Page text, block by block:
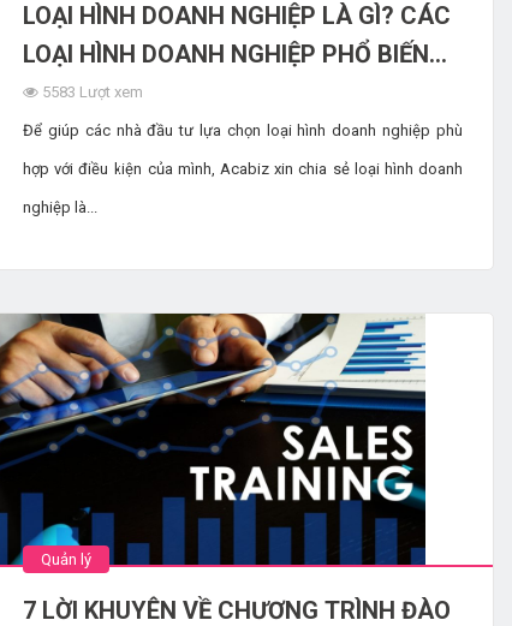
LOẠI HÌNH DOANH NGHIỆP LÀ GÌ? CÁC
LOẠI HÌNH DOANH NGHIỆP PHỔ BIẾN
HIỆN NAY
5583 Lượt xem
Để giúp các nhà đầu tư lựa chọn loại hình doanh nghiệp phù
hợp với điều kiện của mình, Acabiz xin chia sẻ loại hình doanh
nghiệp là...
Quản lý
7 LỜI KHUYÊN VỀ CHƯƠNG TRÌNH ĐÀO